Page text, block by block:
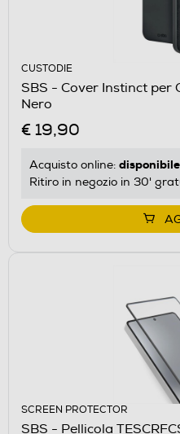
CUSTODIE
SBS - Cover Instinct per
Nero
€ 19,90
Acquisto online: disponibile
Ritiro in negozio in 30'
SCREEN PROTECTOR
SBS - Pellicola